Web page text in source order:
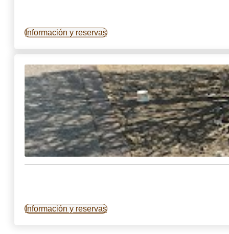
Información y reservas
Información y reservas